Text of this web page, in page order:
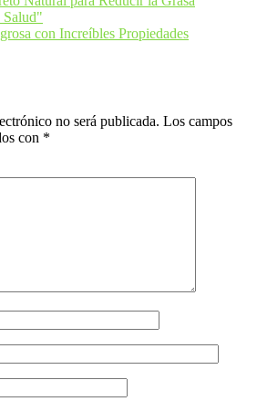
con Increíbles Propiedades
no será publicada. Los campos
con *